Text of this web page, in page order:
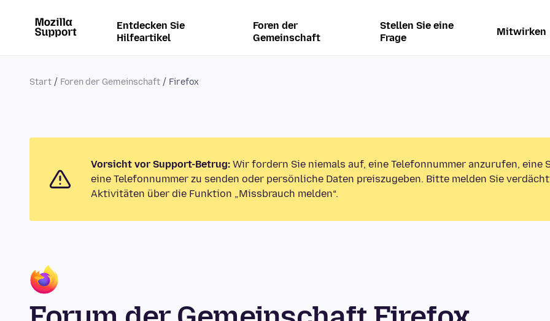
Entdecken Sie
Hilfeartikel
Foren der
Gemeinschaft
Stellen Sie eine
Frage
Mitwirken
Start Foren der Gemeinschaft Firefox
Vorsicht vor Support-Betrug: Wir fordern Sie niemals auf, eine Telefonnummer anzurufen, eine
eine Telefonnummer zu senden oder persönliche Daten preiszugeben. Bitte melden Sie
Aktivitäten über die Funktion „Missbrauch melden“.